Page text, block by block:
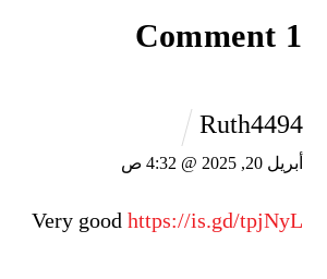
1 Comment
Ruth4494
أبريل 20, 2025 @ 4:32 ص
Very good https://is.gd/tpjNyL